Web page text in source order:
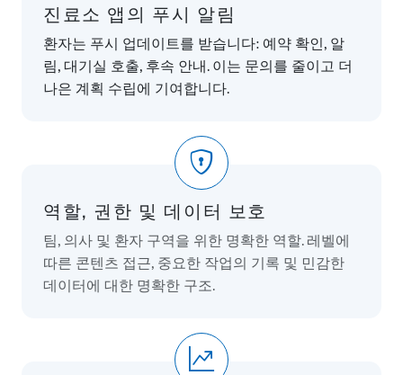
진료소 앱의 푸시 알림
환자는 푸시 업데이트를 받습니다: 예약 확인, 알
림, 대기실 호출, 후속 안내. 이는 문의를 줄이고 더
나은 계획 수립에 기여합니다.
역할, 권한 및 데이터 보호
팀, 의사 및 환자 구역을 위한 명확한 역할. 레벨에
따른 콘텐츠 접근, 중요한 작업의 기록 및 민감한
데이터에 대한 명확한 구조.